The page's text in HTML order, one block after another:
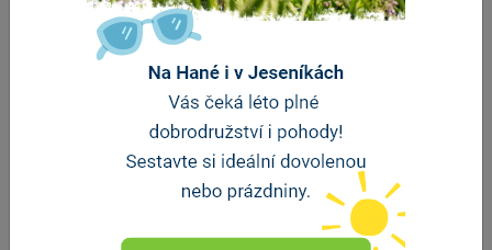
Hotel Golf Resort Olomouc
vzdálenost 12.5 km
ZOBRAZIT DALŠÍ
ZOBRAZIT DALŠÍ